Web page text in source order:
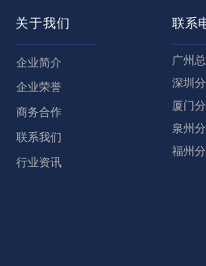
关于我们
企业简介
企业荣誉
商务合作
联系我们
行业资讯
联系
广州
深圳
厦门
泉州
福州